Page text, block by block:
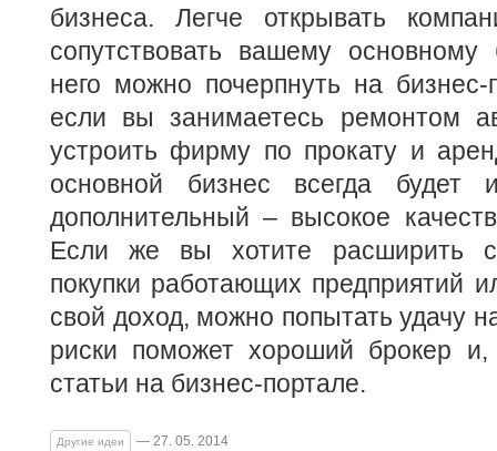
бизнеса. Легче открывать
сопутствовать вашему
него можно почерпнуть на
если вы занимаетесь ремонтом
устроить фирму по прокату и
основной бизнес всегда будет
дополнительный – высокое
Если же вы хотите расширить
покупки работающих предприятий
свой доход, можно попытать удачу
риски поможет хороший брокер и,
статьи на бизнес-портале.
Другие идеи — 27. 05. 2014